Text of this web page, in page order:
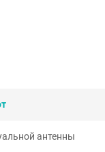
антенны